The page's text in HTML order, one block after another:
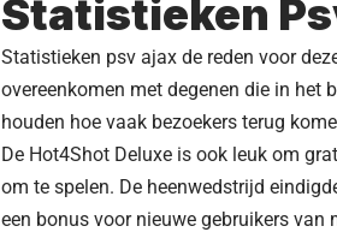
Statistieken
Statistieken psv ajax de reden voor
overeenkomen met degenen die in het
houden hoe vaak bezoekers terug
De Hot4Shot Deluxe is ook leuk om
om te spelen. De heenwedstrijd
een bonus voor nieuwe gebruikers